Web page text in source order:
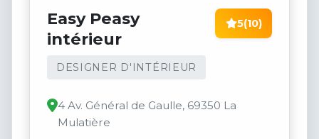
Easy Peasy
intérieur
DESIGNER D'INTÉRIEUR
5(10)
4 Av. Général de Gaulle, 69350 La
Mulatière